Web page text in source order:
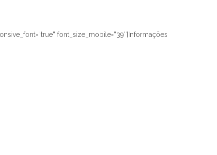
font_size_mobile=”39″]Informações